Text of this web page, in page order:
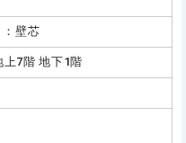
壁芯
上7階 地下1階